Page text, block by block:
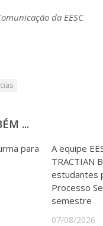
da EESC
...
para
A equipe
TRACTIAN
estudantes
Processo
semestre
07/08/2026